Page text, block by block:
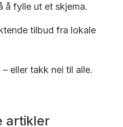
å fylle ut et skjema.
tilbud fra lokale
eller takk nei til alle.
artikler